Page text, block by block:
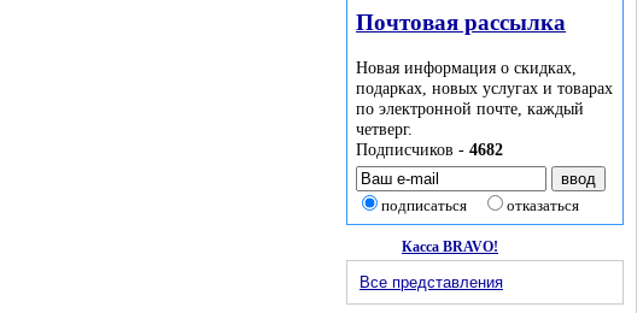
Почтовая рассылка
Новая информация о скидках,
подарках, новых услугах и товарах
по электронной почте, каждый
четверг.
Подписчиков - 4682
подписаться отказаться
Касса BRAVO!
Все представления